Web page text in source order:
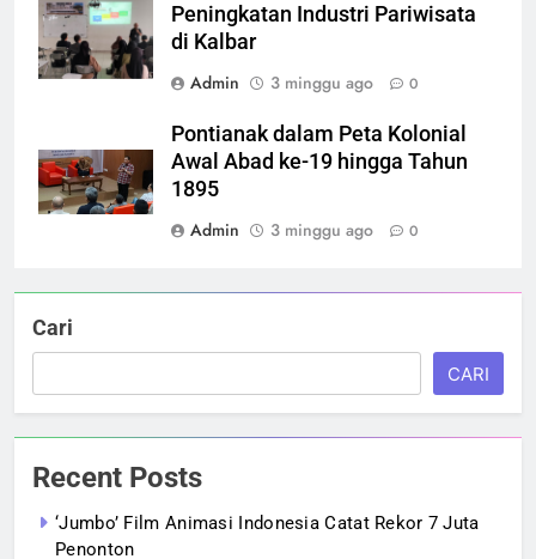
Peningkatan Industri Pariwisata
di Kalbar
Admin
3 minggu ago 0
Pontianak dalam Peta Kolonial
Awal Abad ke-19 hingga Tahun
1895
Admin
3 minggu ago 0
Cari
CARI
Recent Posts
‘Jumbo’ Film Animasi Indonesia Catat Rekor 7 Juta
Penonton